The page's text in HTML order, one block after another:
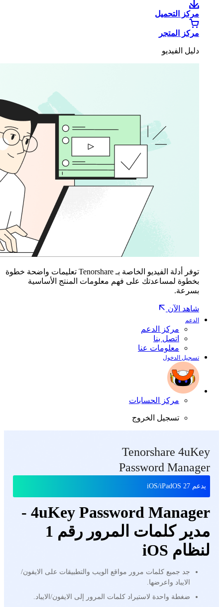
مركز التحميل
مركز المتجر
دليل الفيديو
توفر أدلة الفيديو الخاصة بـ Tenorshare تعليمات واضحة خطوة
بخطوة لمساعدتك على فهم معلومات المنتج الأساسية
بسرعة.
شاهد الآن
الدعم
مركز الدعم
اتصل بنا
معلومات عنا
تسجيل الدخول
مركز الحسابات
تسجيل الخروج
Tenorshare 4uKey
Password Manager
يدعم iOS/iPadOS 27
4uKey Password Manager -
مدير كلمات المرور رقم 1
لنظام iOS
جد جميع كلمات مرور مواقع الويب والتطبيقات على الايفون/
الايباد واعرضها.
ضغطة واحدة لاستيراد كلمات المرور إلى الايفون/الايباد.